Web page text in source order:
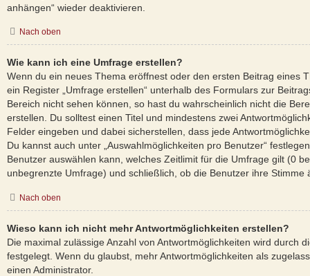
anhängen“ wieder deaktivieren.
Nach oben
Wie kann ich eine Umfrage erstellen?
Wenn du ein neues Thema eröffnest oder den ersten Beitrag eines
ein Register „Umfrage erstellen“ unterhalb des Formulars zur
Bereich nicht sehen können, so hast du wahrscheinlich nicht die
erstellen. Du solltest einen Titel und mindestens zwei
Felder eingeben und dabei sicherstellen, dass jede
Du kannst auch unter „Auswahlmöglichkeiten pro Benutzer“
Benutzer auswählen kann, welches Zeitlimit für die Umfrage gilt (0
unbegrenzte Umfrage) und schließlich, ob die Benutzer ihre Stimme
Nach oben
Wieso kann ich nicht mehr Antwortmöglichkeiten erstellen?
Die maximal zulässige Anzahl von Antwortmöglichkeiten wird durch
festgelegt. Wenn du glaubst, mehr Antwortmöglichkeiten als
einen Administrator.